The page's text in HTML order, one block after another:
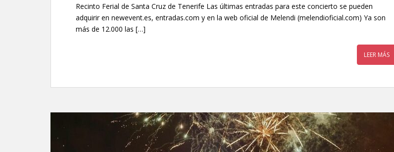
Recinto Ferial de Santa Cruz de Tenerife Las últimas entradas para este concierto se pueden
adquirir en newevent.es, entradas.com y en la web oficial de Melendi (melendioficial.com) Ya son
más de 12.000 las […]
LEER MÁS